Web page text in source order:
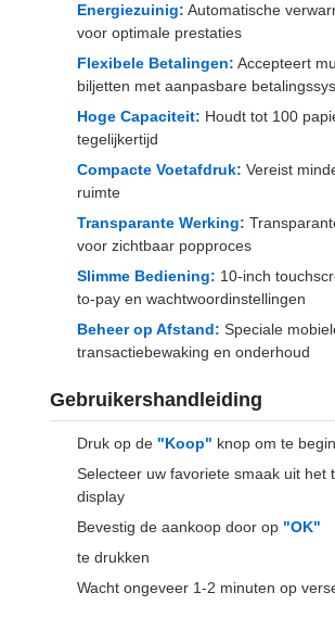
Energiezuinig: Automatische
voor optimale prestaties
Flexibele Betalingen: Accepteert
biljetten met aanpasbare
Hoge Capaciteit: Houdt tot 100
tegelijkertijd
Compacte Voetafdruk: Vereist
ruimte
Transparante Werking:
voor zichtbaar popproces
Slimme Bediening: 10-inch
to-pay en wachtwoordinstellingen
Beheer op Afstand: Speciale
transactiebewaking en onderhoud
Gebruikershandleiding
Druk op de "Koop" knop om te
Selecteer uw favoriete smaak uit het
display
Bevestig de aankoop door op "OK"
te drukken
Wacht ongeveer 1-2 minuten op